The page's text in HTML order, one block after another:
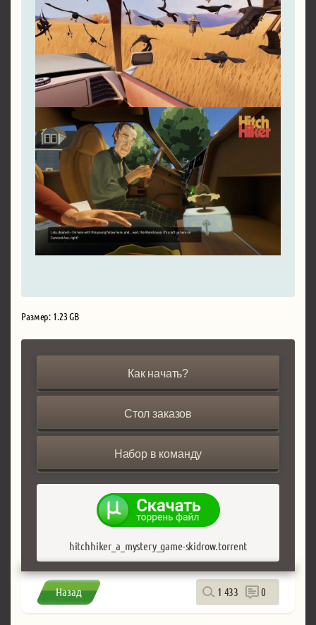
Размер: 1.23 GB
Как начать?
Стол заказов
Набор в команду
hitchhiker_a_mystery_game-skidrow.torrent
Назад 1 433 0